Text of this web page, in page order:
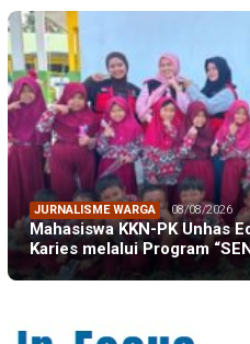
JURNALISME WARGA 08/08/2026
Mahasiswa KKN-PK Unhas
Karies melalui Program